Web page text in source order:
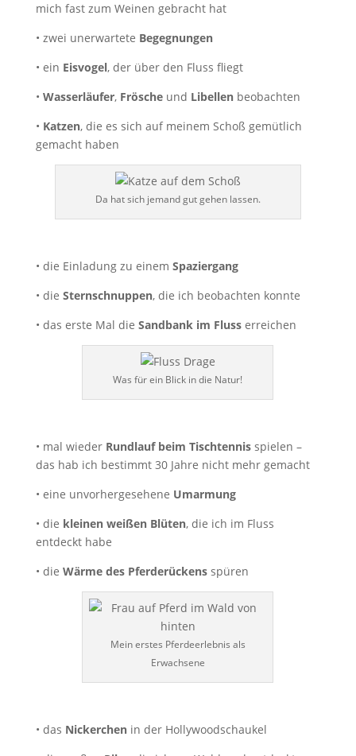
mich fast zum Weinen gebracht hat
• zwei unerwartete Begegnungen
• ein Eisvogel, der über den Fluss fliegt
• Wasserläufer, Fröscheund Libellenbeobachten
• Katzen, die es sich auf meinem Schoß gemütlich
gemacht haben
Da hat sich jemand gut gehen lassen.
• die Einladung zu einem Spaziergang
• die Sternschnuppen, die ich beobachten konnte
• das erste Mal die Sandbank im Flusserreichen
Was für ein Blick in die Natur!
• mal wieder Rundlauf beim Tischtennisspielen –
das hab ich bestimmt 30 Jahre nicht mehr gemacht
• eine unvorhergesehene Umarmung
• die kleinen weißen Blüten, die ich im Fluss
entdeckt habe
• die Wärme des Pferderückensspüren
Mein erstes Pferdeerlebnis als
Erwachsene
• das Nickerchenin der Hollywoodschaukel